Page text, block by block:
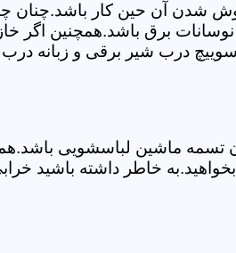
شدن آن حین کار
برق باشد.همچنین اگر
درب شیر برقی و زبانه درب
ماشین لباسشویی
خاطر داشته باشید